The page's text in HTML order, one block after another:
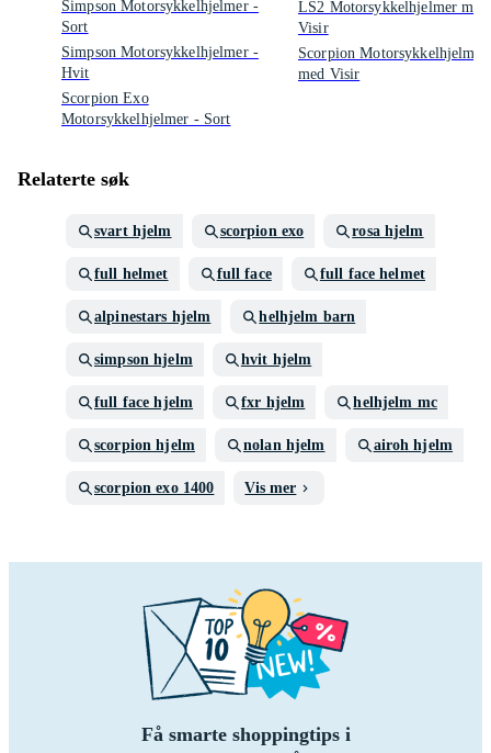
Simpson Motorsykkelhjelmer -
Sort
Simpson Motorsykkelhjelmer -
Hvit
Scorpion Exo
Motorsykkelhjelmer - Sort
LS2 Motorsykkelhjelmer med
Visir
Scorpion Motorsykkelhjelmer
med Visir
Relaterte søk
svart hjelm scorpion exo rosa hjelm
full helmet full face full face helmet
alpinestars hjelm helhjelm barn
simpson hjelm hvit hjelm
full face hjelm fxr hjelm helhjelm mc
scorpion hjelm nolan hjelm airoh hjelm
scorpion exo 1400 Vis mer
Få smarte shoppingtips i